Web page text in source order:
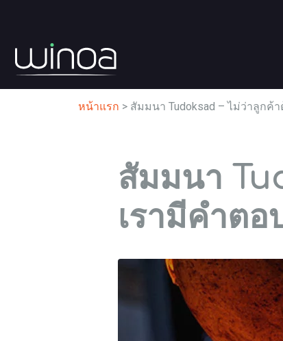
หน้าแรก > สัมมนา Tudoksad – ไม่ว่าลูกค้
สัมมนา
เรามีคำต